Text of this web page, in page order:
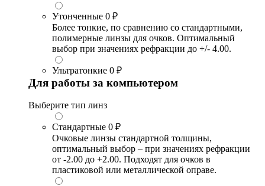
Утонченные 0 ₽
Более тонкие, по сравнению со стандартными,
полимерные линзы для очков. Оптимальный
выбор при значениях рефракции до +/- 4.00.
Ультратонкие 0 ₽
Для работы за компьютером
Выберите тип линз
Стандартные 0 ₽
Очковые линзы стандартной толщины,
оптимальный выбор – при значениях рефракции
от -2.00 до +2.00. Подходят для очков в
пластиковой или металлической оправе.